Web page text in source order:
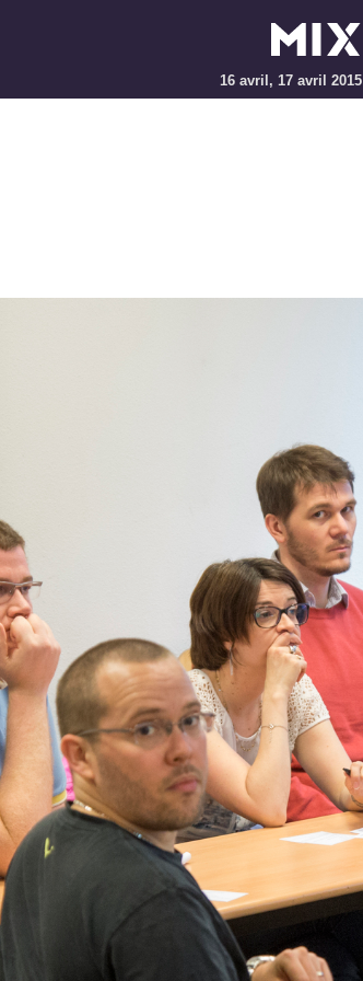
16 avril, 17 avril 2015